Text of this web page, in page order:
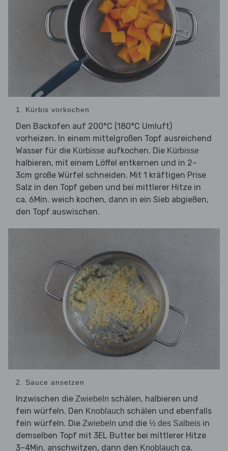
1. Kürbis vorkochen
Den Backofen auf 200°C (180°C Umluft)
vorheizen. In einem mittelgroßen Topf ausreichend
Wasser für die Kürbisse aufkochen. Die Kürbisse
halbieren, mit einem Löffel entkernen und in 2–
3cm große Würfel schneiden. Mit 1 kräftigen Prise
Salz in den Topf geben und bei mittlerer Hitze in
ca. 6Min. weich kochen, dann in ein Sieb abgießen,
den Topf auswischen.
2. Sauce ansetzen
Inzwischen die Zwiebeln schälen, halbieren und
fein würfeln. Den Knoblauch schälen und ebenfalls
fein würfeln. Die Zwiebeln und die ½ des Salbeis in
demselben Topf mit 3EL Butter bei mittlerer Hitze
3–4Min. anschwitzen, dann den Knoblauch ca.